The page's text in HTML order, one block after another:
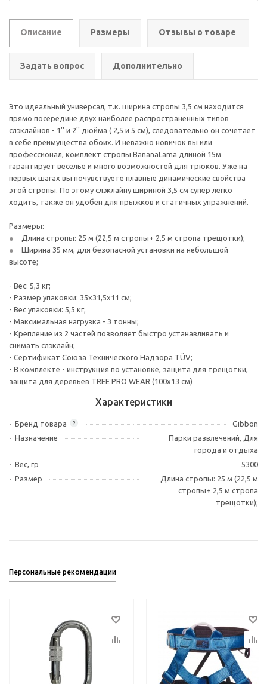
Описание Размеры Отзывы о товаре
Задать вопрос Дополнительно
Это идеальный универсал, т.к. ширина стропы 3,5 см находится
прямо посередине двух наиболее распространенных типов
слэклайнов - 1'' и 2'' дюйма ( 2,5 и 5 см), следовательно он сочетает
в себе преимущества обоих. И неважно новичок вы или
профессионал, комплект стропы BananaLama длиной 15м
гарантирует веселье и много возможностей для трюков. Уже на
первых шагах вы почувствуете плавные динамические свойства
этой стропы. По этому слэклайну шириной 3,5 см супер легко
ходить, также он удобен для прыжков и статичных упражнений.
Размеры:
Длина стропы: 25 м (22,5 м стропы+ 2,5 м стропа трещотки);
Ширина 35 мм, для безопасной установки на небольшой
высоте;
- Вес: 5,3 кг;
- Размер упаковки: 35х31,5х11 см;
- Вес упаковки: 5,5 кг;
- Максимальная нагрузка - 3 тонны;
- Крепление из 2 частей позволяет быстро устанавливать и
снимать слэклайн;
- Сертификат Союза Технического Надзора TÜV;
- В комплекте - инструкция по установке, защита для трещотки,
защита для деревьев TREE PRO WEAR (100х13 см)
Характеристики
?
Бренд товара
Gibbon
Назначение
Парки развлечений, Для
города и отдыха
Вес, гр
5300
Размер
Длина стропы: 25 м (22,5 м
стропы+ 2,5 м стропа
трещотки);
Персональные рекомендации